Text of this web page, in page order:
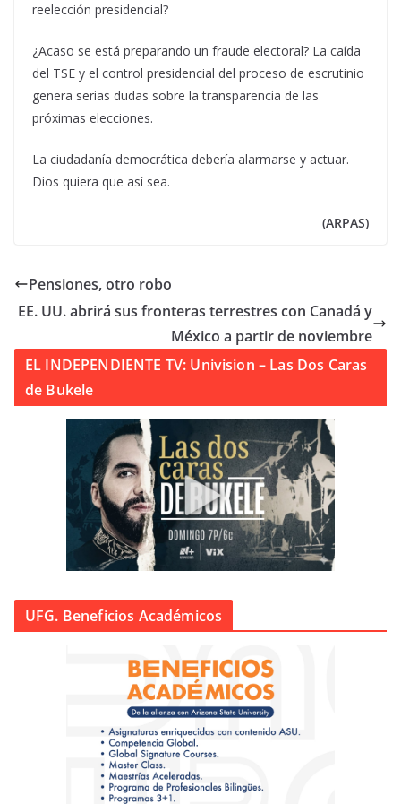
reelección presidencial?
¿Acaso se está preparando un fraude electoral? La caída
del TSE y el control presidencial del proceso de escrutinio
genera serias dudas sobre la transparencia de las
próximas elecciones.
La ciudadanía democrática debería alarmarse y actuar.
Dios quiera que así sea.
(ARPAS)
Pensiones, otro robo
EE. UU. abrirá sus fronteras terrestres con Canadá y
México a partir de noviembre
EL INDEPENDIENTE TV: Univision – Las Dos Caras
de Bukele
UFG. Beneficios Académicos